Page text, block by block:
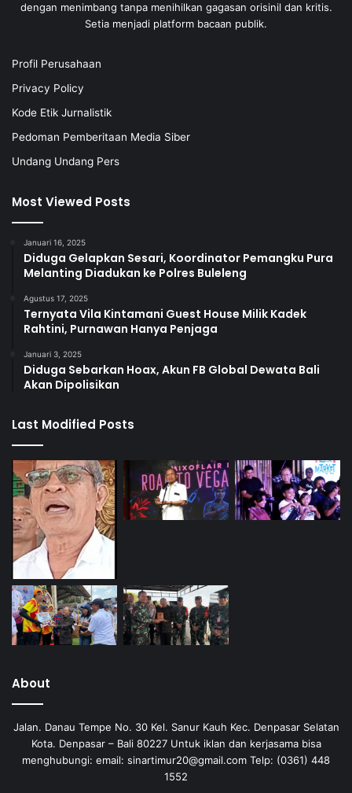
dengan menimbang tanpa menihilkan gagasan orisinil dan kritis.
Setia menjadi platform bacaan publik.
Profil Perusahaan
Privacy Policy
Kode Etik Jurnalistik
Pedoman Pemberitaan Media Siber
Undang Undang Pers
Most Viewed Posts
Januari 16, 2025
Diduga Gelapkan Sesari, Koordinator Pemangku Pura
Melanting Diadukan ke Polres Buleleng
Agustus 17, 2025
Ternyata Vila Kintamani Guest House Milik Kadek
Rahtini, Purnawan Hanya Penjaga
Januari 3, 2025
Diduga Sebarkan Hoax, Akun FB Global Dewata Bali
Akan Dipolisikan
Last Modified Posts
About
Jalan. Danau Tempe No. 30 Kel. Sanur Kauh Kec. Denpasar Selatan
Kota. Denpasar – Bali 80227 Untuk iklan dan kerjasama bisa
menghubungi: email: sinartimur20@gmail.com Telp: (0361) 448
1552